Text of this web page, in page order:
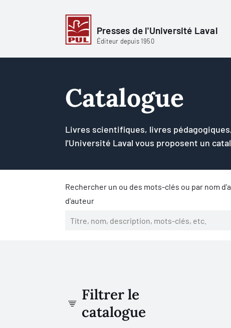
Presses de l'Université Laval
Éditeur depuis 1950
Catalogue
Livres scientifiques, livres
l'Université Laval vous proposent un
Rechercher un ou des mots-clés ou par nom
d'auteur
Filtrer le
catalogue